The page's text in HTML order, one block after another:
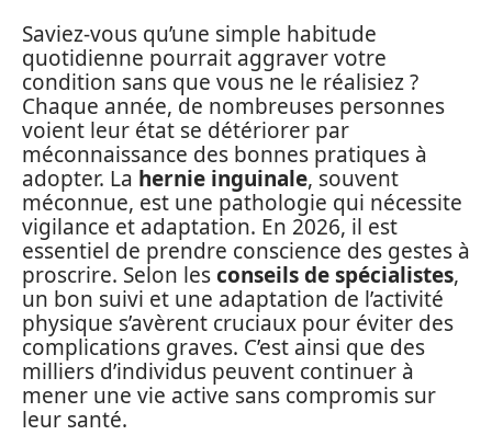
Saviez-vous qu’une simple habitude
quotidienne pourrait aggraver votre
condition sans que vous ne le réalisiez ?
Chaque année, de nombreuses personnes
voient leur état se détériorer par
méconnaissance des bonnes pratiques à
adopter. La hernie inguinale, souvent
méconnue, est une pathologie qui nécessite
vigilance et adaptation. En 2026, il est
essentiel de prendre conscience des gestes à
proscrire. Selon lesconseils de spécialistes,
un bon suivi et une adaptation de l’activité
physique s’avèrent cruciaux pour éviter des
complications graves. C’est ainsi que des
milliers d’individus peuvent continuer à
mener une vie active sans compromis sur
leur santé.